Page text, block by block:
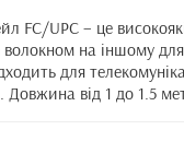
FC/UPC – це
волокном на іншому
для
від 1 до 1.5